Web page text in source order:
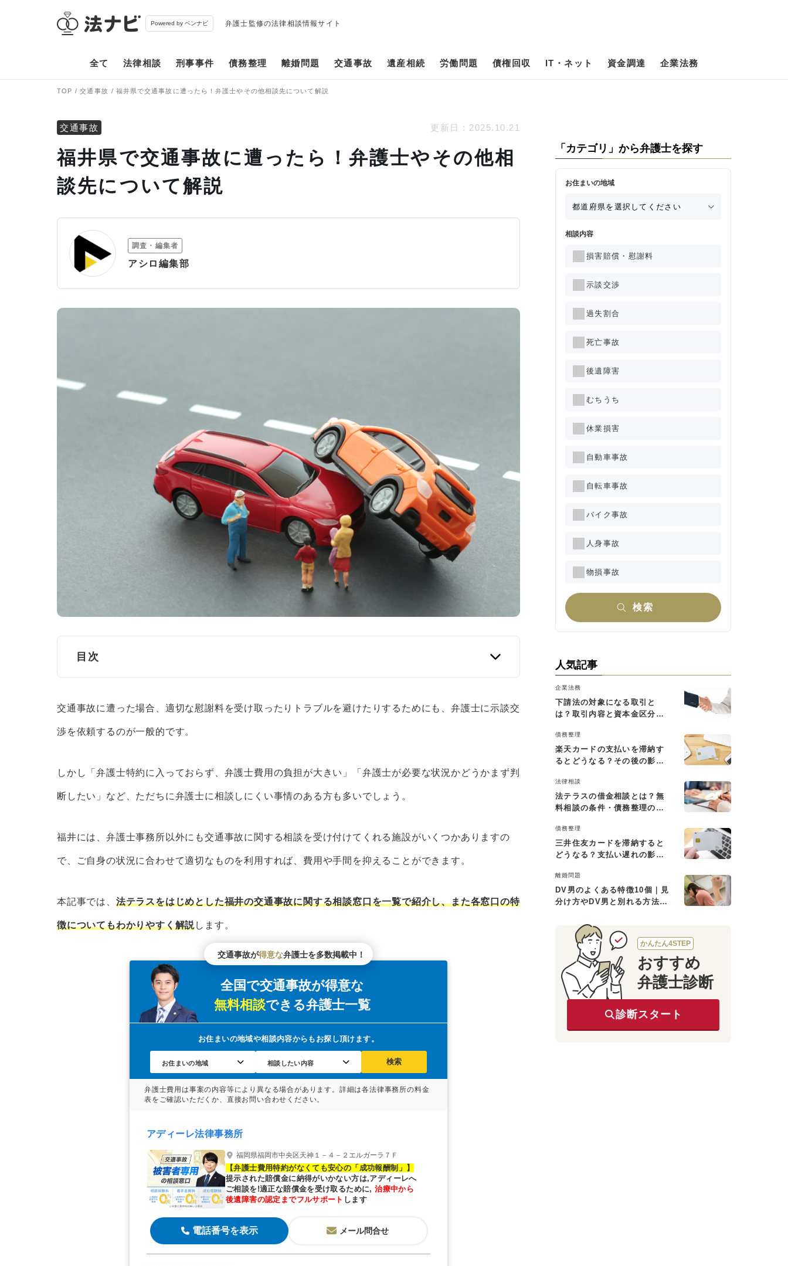
Powered by ベンナビ 弁護士監修の法律相談情報サイト
全て 法律相談 刑事事件 債務整理 離婚問題 交通事故 遺産相続 労働問題 債権回収 IT・ネット 資金調達 企業法務
TOP 交通事故 福井県で交通事故に遭ったら！弁護士やその他相談先について解説
交通事故 更新日： 2025.10.21
福井県で交通事故に遭ったら！弁護士やその他相
談先について解説
調査・編集者
アシロ編集部
目次
福井の交通事故に関する相談窓口
福井県警察・警察相談室
福井県行政書士会無料相談会
福井県地方検察庁被害者ホットライン
福井県の交通安全協会
公益財団法人日弁連交通事故相談センター
福井県における交通事故の発生数と死傷者数
福井県で事故の多い交差点は？
福井で交通事故問題が得意な弁護士を探すなら「ベンナビ交通事故」がおすすめ
福井の交通事故を弁護士に相談するメリット
福井の交通事故を弁護士に相談するデメリット
交通事故の示談交渉を弁護士に相談すべきケース
弁護士の力でより良い解決に至った福井の交通事故事例
福井の交通事故は弁護士に相談を
交通事故に遭った場合、適切な慰謝料を受け取ったりトラブルを避けたりするためにも、弁護士に示談交
渉を依頼するのが一般的です。
しかし「弁護士特約に入っておらず、弁護士費用の負担が大きい」「弁護士が必要な状況かどうかまず判
断したい」など、ただちに弁護士に相談しにくい事情のある方も多いでしょう。
福井には、弁護士事務所以外にも交通事故に関する相談を受け付けてくれる施設がいくつかありますの
で、ご自身の状況に合わせて適切なものを利用すれば、費用や手間を抑えることができます。
本記事では、 法テラスをはじめとした福井の交通事故に関する相談窓口を一覧で紹介し、また各窓口の特
徴についてもわかりやすく解説します。
交通事故が得意な弁護士を多数掲載中！
全国で交通事故が得意な
無料相談できる弁護士一覧
お住まいの地域や相談内容からもお探し頂けます。
検索
アディーレ法律事務所
福岡県福岡市中央区天神１－４－２エルガーラ７Ｆ
【弁護士費用特約がなくても安心の「成功報酬制」】
提示された賠償金に納得がいかない方は,アディーレへ
ご相談を!適正な賠償金を受け取るために,治療中から
後遺障害の認定までフルサポート します
電話番号を表示 メール問合せ
「カテゴリ」から弁護士を探す
お住まいの地域
相談内容
損害賠償・慰謝料
示談交渉
過失割合
死亡事故
後遺障害
むちうち
休業損害
自動車事故
自転車事故
バイク事故
人身事故
物損事故
検索
人気記事
企業法務
下請法の対象になる取引と
は？取引内容と資本金区分に
債務整理
楽天カードの支払いを滞納す
るとどうなる？その後の影響
法律相談
法テラスの借金相談とは？無
料相談の条件・債務整理の費
債務整理
三井住友カードを滞納すると
どうなる？支払い遅れの影響
離婚問題
DV男のよくある特徴10個｜見
分け方やDV男と別れる方法も
かんたん4STEP
おすすめ
弁護士診断
診断スタート